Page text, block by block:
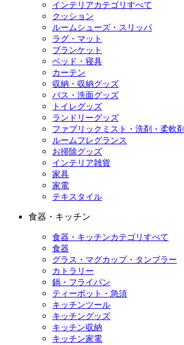
インテリアカテゴリすべて
クッション
ルームシューズ・スリッパ
ラグ・マット
ブランケット
ベッド・寝具
カーテン
収納・収納グッズ
バス・洗面グッズ
トイレグッズ
ランドリーグッズ
ファブリックミスト・洗剤・柔軟剤
ルームフレグランス
お掃除グッズ
インテリア雑貨
家具
家電
テキスタイル
食器・キッチン
食器・キッチンカテゴリすべて
食器
グラス・マグカップ・タンブラー
カトラリー
鍋・フライパン
ティーポット・急須
キッチンツール
キッチングッズ
キッチン収納
キッチン家電